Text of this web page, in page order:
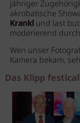
jähriger
akrobatische
Krankl und last
moderierend
Wen unser
Kamera bekam,
Das Klipp